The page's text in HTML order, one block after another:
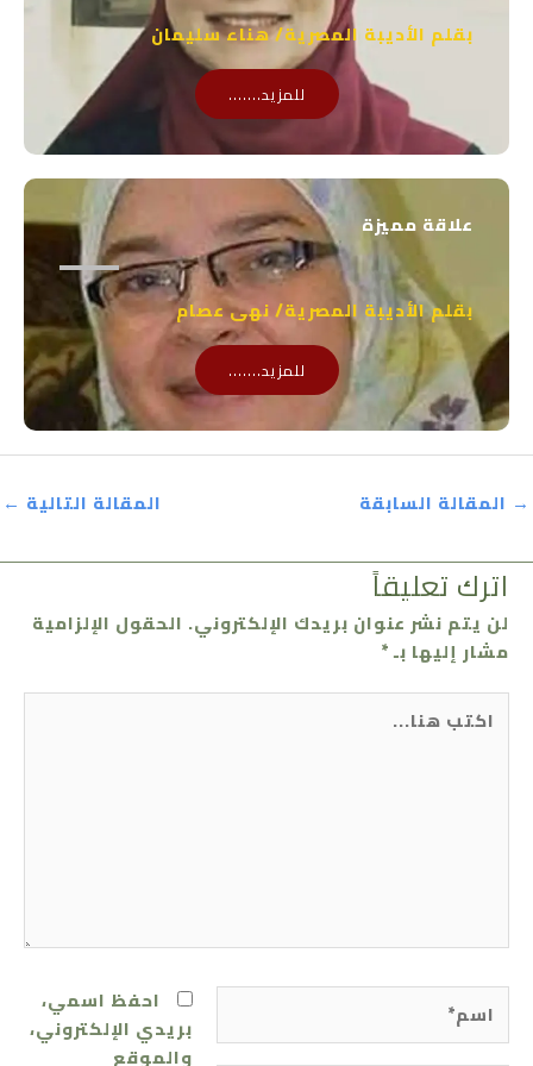
بقلم الأديبة المصرية/ هناء سليمان
للمزيد.......
علاقة مميزة
بقلم الأديبة المصرية/ نهى عصام
للمزيد.......
→ المقالة السابقة المقالة التالية ←
اترك تعليقاً
لن يتم نشر عنوان بريدك الإلكتروني. الحقول الإلزامية
مشار إليها بـ*
اكتب
هنا...
احفظ اسمي،
بريدي الإلكتروني،
والموقع